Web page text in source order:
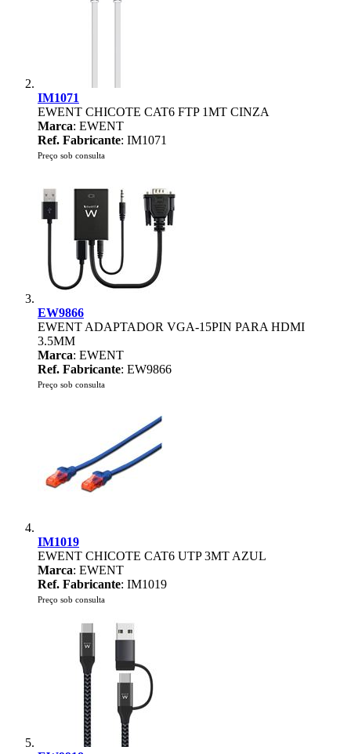
IM1071
EWENT CHICOTE CAT6 FTP 1MT CINZA
Marca: EWENT
Ref. Fabricante: IM1071
Preço sob consulta
EW9866
EWENT ADAPTADOR VGA-15PIN PARA HDMI
3.5MM
Marca: EWENT
Ref. Fabricante: EW9866
Preço sob consulta
IM1019
EWENT CHICOTE CAT6 UTP 3MT AZUL
Marca: EWENT
Ref. Fabricante: IM1019
Preço sob consulta